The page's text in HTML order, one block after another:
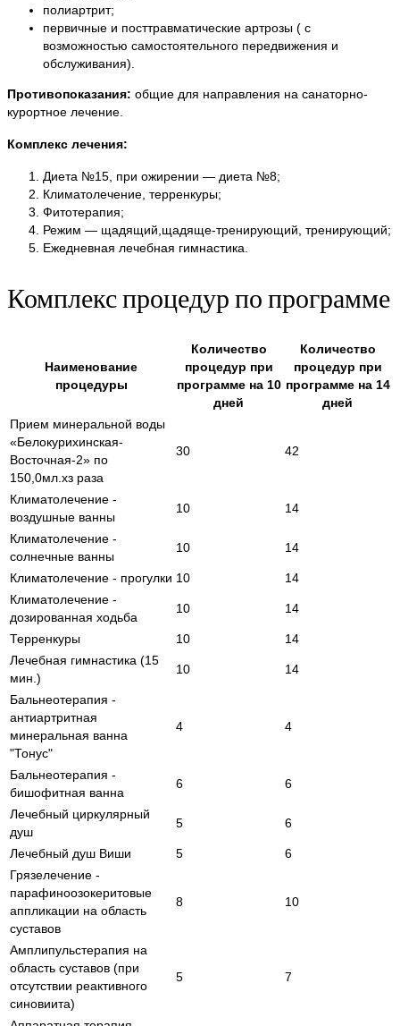
полиартрит;
первичные и посттравматические артрозы ( с
возможностью самостоятельного передвижения и
обслуживания).
Противопоказания: общие для направления на санаторно-
курортное лечение.
Комплекс лечения:
Диета №15, при ожирении — диета №8;
Климатолечение, терренкуры;
Фитотерапия;
Режим — щадящий,щадяще-тренирующий, тренирующий;
Ежедневная лечебная гимнастика.
Комплекс процедур по программе
Наименование
процедуры
Количество
процедур при
программе на 10
дней
Количество
процедур при
программе на 14
дней
Прием минеральной воды
«Белокурихинская-
Восточная-2» по
150,0мл.хз раза
30 42
Климатолечение -
воздушные ванны
10 14
Климатолечение -
солнечные ванны
10 14
Климатолечение - прогулки 10
14
Климатолечение -
дозированная ходьба
10 14
Терренкуры 10
14
Лечебная гимнастика (15
мин.)
10 14
Бальнеотерапия -
антиартритная
минеральная ванна
"Тонус"
4 4
Бальнеотерапия -
бишофитная ванна
6 6
Лечебный циркулярный
душ
5 6
Лечебный душ Виши 5
6
Грязелечение -
парафиноозокеритовые
аппликации на область
суставов
8 10
Амплипульстерапия на
область суставов (при
отсутствии реактивного
синовиита)
5 7